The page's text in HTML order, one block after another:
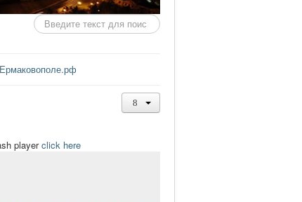
Искать...
Ермаковополе.рф
playerclick here